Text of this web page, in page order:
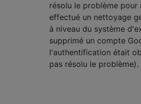
résolu le problème
effectué un nettoyage
à niveau du système
supprimé un compte
l'authentification était
pas résolu le problème).